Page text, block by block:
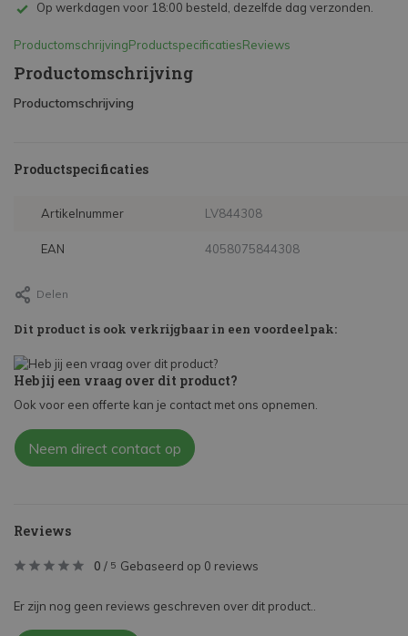
Op werkdagen voor 18:00 besteld, dezelfde dag verzonden.
ProductomschrijvingProductspecificatiesReviews
Productomschrijving
Productomschrijving
Productspecificaties
Artikelnummer LV844308
EAN 4058075844308
Delen
Dit product is ook verkrijgbaar in een voordeelpak:
Heb jij een vraag over dit product?
Ook voor een offerte kan je contact met ons opnemen.
Neem direct contact op
Reviews
0 / 5 Gebaseerd op 0 reviews
Er zijn nog geen reviews geschreven over dit product..